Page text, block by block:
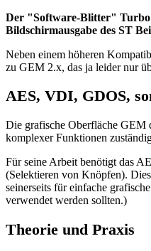
Der "Software-Blitter" Turbo
Bildschirmausgabe des ST
Neben einem höheren
zu GEM 2.x, das ja leider nur
AES, VDI, GDOS,
Die grafische Oberfläche GEM
komplexer Funktionen
Für seine Arbeit benötigt das
(Selektieren von Knöpfen).
seinerseits für einfache
verwendet werden sollten.)
Theorie und Praxis